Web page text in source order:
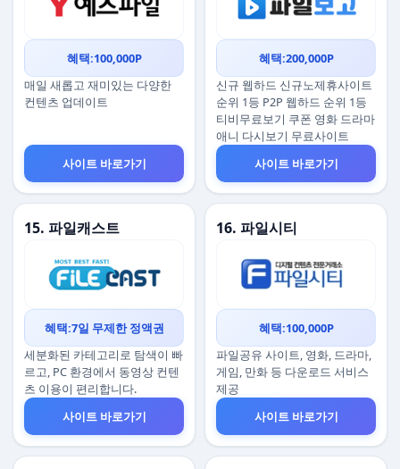
혜택:100,000P
매일 새롭고 재미있는 다양한
컨텐츠 업데이트
사이트 바로가기
혜택:200,000P
신규 웹하드 신규노제휴사이트
순위 1등 P2P 웹하드 순위 1등
티비무료보기 쿠폰 영화 드라마
애니 다시보기 무료사이트
사이트 바로가기
15. 파일캐스트
혜택:7일 무제한 정액권
세분화된 카테고리로 탐색이 빠
르고, PC 환경에서 동영상 컨텐
츠 이용이 편리합니다.
사이트 바로가기
16. 파일시티
혜택:100,000P
파일공유 사이트, 영화, 드라마,
게임, 만화 등 다운로드 서비스
제공
사이트 바로가기